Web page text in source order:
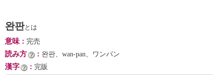
완판とは
意味： 完売
読み方 ： 완판、wan-pan、ワンパン
漢字 ： 完販